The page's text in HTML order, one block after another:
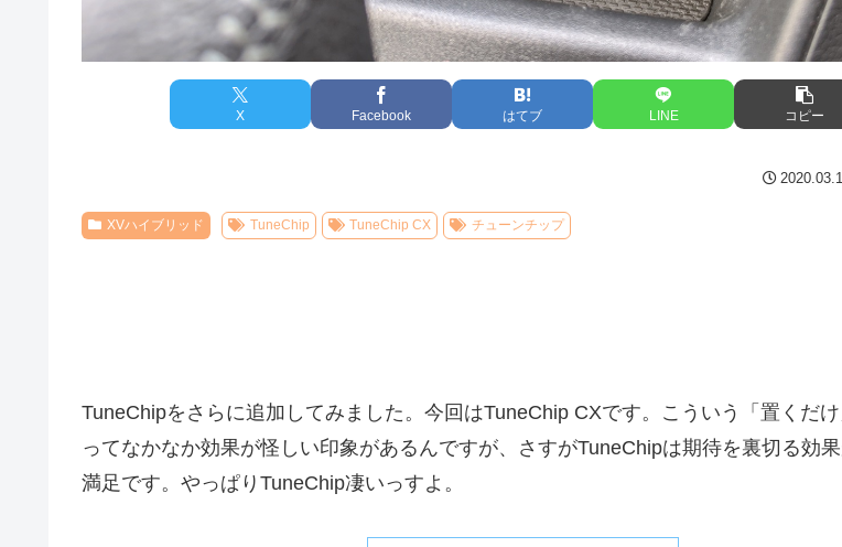
X Facebook はてブ LINE コピー
XVハイブリッド TuneChip TuneChip CX チューンチップ
TuneChipをさらに追加してみました。今回はTuneChip CXです。こういう「置くだ
ってなかなか効果が怪しい印象があるんですが、さすがTuneChipは期待を裏切る効
満足です。やっぱりTuneChip凄いっすよ。